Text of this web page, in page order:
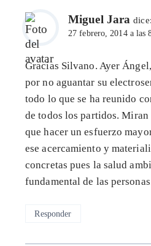
Miguel Jara dice:
27 febrero, 2014 a las
Gracias Silvano. Ayer
por no aguantar su
todo lo que se ha reunido
de todos los partidos.
que hacer un esfuerzo
ese acercamiento y
concretas pues la salud
fundamental de las
Responder